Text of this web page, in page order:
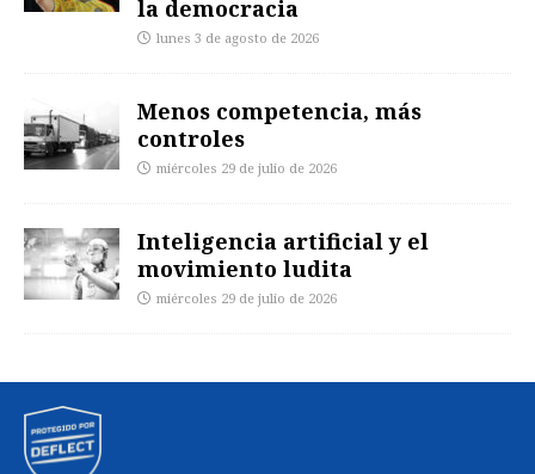
la democracia
lunes 3 de agosto de 2026
Menos competencia, más
controles
miércoles 29 de julio de 2026
Inteligencia artificial y el
movimiento ludita
miércoles 29 de julio de 2026